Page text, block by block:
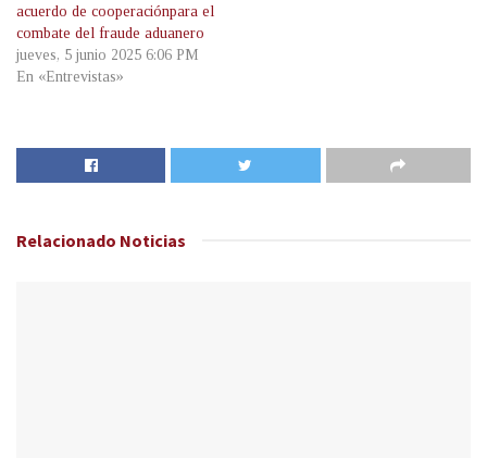
acuerdo de cooperaciónpara el
combate del fraude aduanero
jueves, 5 junio 2025 6:06 PM
En «Entrevistas»
Relacionado Noticias